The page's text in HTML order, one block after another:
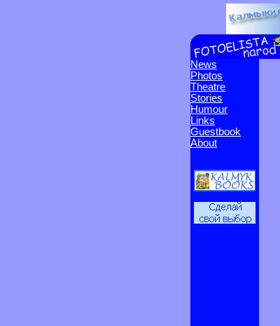
News
Photos
Theatre
Stories
Humour
Links
Guestbook
About